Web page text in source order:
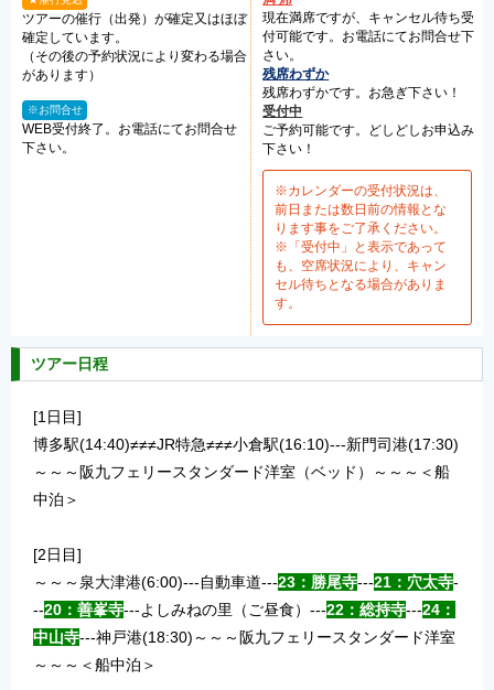
ツアーの催行（出発）が確定又はほぼ
確定しています。
（その後の予約状況により変わる場合
があります）
※お問合せ
WEB受付終了。お電話にてお問合せ
下さい。
現在満席ですが、キャンセル待ち受
付可能です。お電話にてお問合せ下
さい。
残席わずか
残席わずかです。お急ぎ下さい！
受付中
ご予約可能です。どしどしお申込み
下さい！
※カレンダーの受付状況は、
前日または数日前の情報とな
ります事をご了承ください。
※「受付中」と表示であって
も、空席状況により、キャン
セル待ちとなる場合がありま
す。
ツアー日程
[1日目]
博多駅(14:40)≠≠≠JR特急≠≠≠小倉駅(16:10)---新門司港(17:30)
～～～阪九フェリースタンダード洋室（ベッド）～～～＜船
中泊＞
[2日目]
～～～泉大津港(6:00)---自動車道---23：勝尾寺---21：穴太寺-
--20：善峯寺---よしみねの里（ご昼食）---22：総持寺---24 ：
中山寺---神戸港(18:30)～～～阪九フェリースタンダード洋室
～～～＜船中泊＞